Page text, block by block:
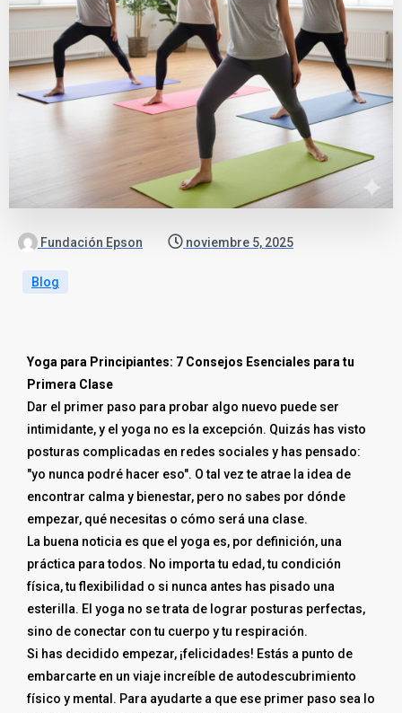
Fundación Epson noviembre 5, 2025
Blog
Yoga para Principiantes: 7 Consejos Esenciales para tu
Primera Clase
Dar el primer paso para probar algo nuevo puede ser
intimidante, y el yoga no es la excepción. Quizás has visto
posturas complicadas en redes sociales y has pensado:
"yo nunca podré hacer eso". O tal vez te atrae la idea de
encontrar calma y bienestar, pero no sabes por dónde
empezar, qué necesitas o cómo será una clase.
La buena noticia es que el yoga es, por definición, una
práctica para todos. No importa tu edad, tu condición
física, tu flexibilidad o si nunca antes has pisado una
esterilla. El yoga no se trata de lograr posturas perfectas,
sino de conectar con tu cuerpo y tu respiración.
Si has decidido empezar, ¡felicidades! Estás a punto de
embarcarte en un viaje increíble de autodescubrimiento
físico y mental. Para ayudarte a que ese primer paso sea lo